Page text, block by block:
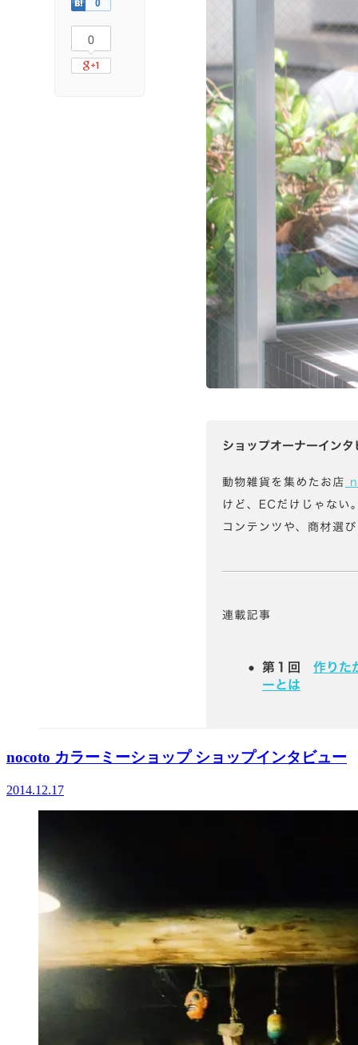
nocoto カラーミーショップ ショップインタビュー
2014.12.17